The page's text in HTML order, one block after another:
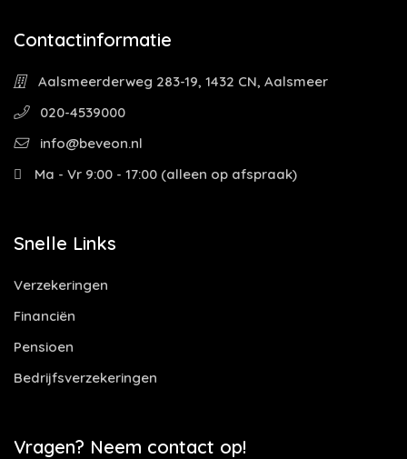
Contactinformatie
Aalsmeerderweg 283-19, 1432 CN, Aalsmeer
020-4539000
info@beveon.nl
Ma - Vr 9:00 - 17:00 (alleen op afspraak)
Snelle Links
Verzekeringen
Financiën
Pensioen
Bedrijfsverzekeringen
Vragen? Neem contact op!